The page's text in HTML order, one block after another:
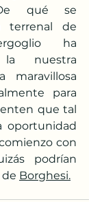
qué se
terrenal de
ha
nuestra
maravillosa
para
que tal
oportunidad
con
podrían
Borghesi.